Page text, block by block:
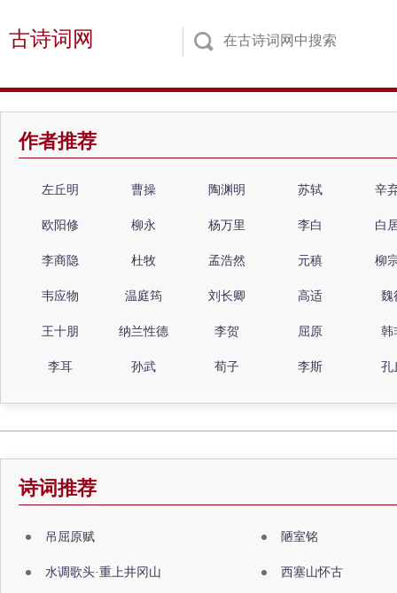
古诗词网
作者推荐
左丘明 曹操 陶渊明 苏轼 辛
欧阳修 柳永 杨万里 李白 白
李商隐 杜牧 孟浩然 元稹 柳
韦应物 温庭筠 刘长卿 高适 魏
王十朋 纳兰性德 李贺 屈原 韩
李耳 孙武 荀子 李斯 孔
诗词推荐
吊屈原赋 陋室铭
水调歌头·重上井冈山 西塞山怀古